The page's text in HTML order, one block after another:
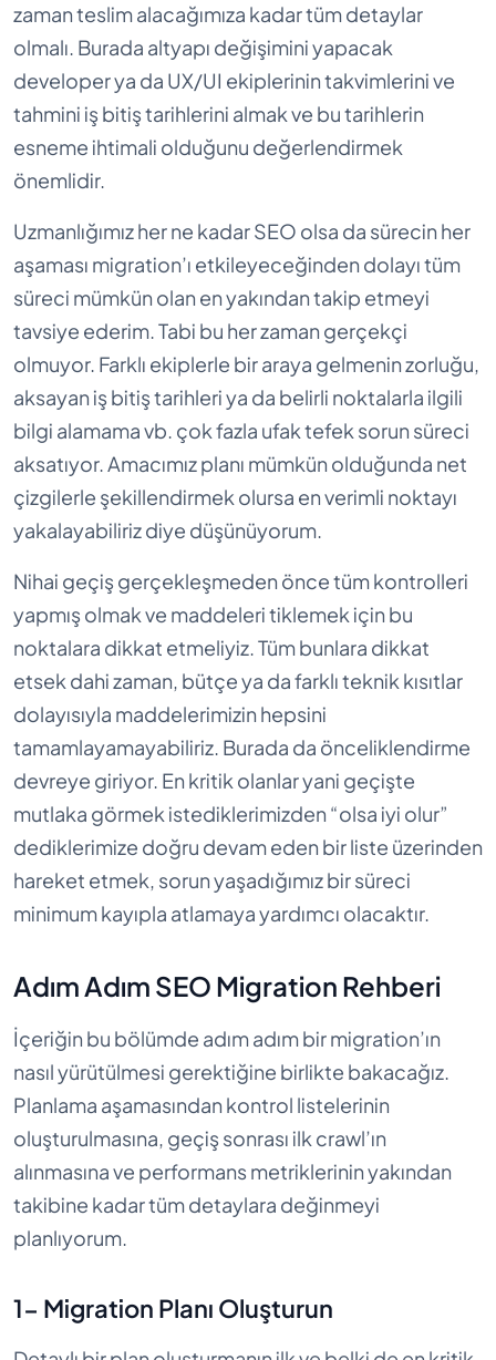
zaman teslim alacağımıza kadar tüm detaylar
olmalı. Burada altyapı değişimini yapacak
developer ya da UX/UI ekiplerinin takvimlerini ve
tahmini iş bitiş tarihlerini almak ve bu tarihlerin
esneme ihtimali olduğunu değerlendirmek
önemlidir.
Uzmanlığımız her ne kadar SEO olsa da sürecin her
aşaması migration’ı etkileyeceğinden dolayı tüm
süreci mümkün olan en yakından takip etmeyi
tavsiye ederim. Tabi bu her zaman gerçekçi
olmuyor. Farklı ekiplerle bir araya gelmenin zorluğu,
aksayan iş bitiş tarihleri ya da belirli noktalarla ilgili
bilgi alamama vb. çok fazla ufak tefek sorun süreci
aksatıyor. Amacımız planı mümkün olduğunda net
çizgilerle şekillendirmek olursa en verimli noktayı
yakalayabiliriz diye düşünüyorum.
Nihai geçiş gerçekleşmeden önce tüm kontrolleri
yapmış olmak ve maddeleri tiklemek için bu
noktalara dikkat etmeliyiz. Tüm bunlara dikkat
etsek dahi zaman, bütçe ya da farklı teknik kısıtlar
dolayısıyla maddelerimizin hepsini
tamamlayamayabiliriz. Burada da önceliklendirme
devreye giriyor. En kritik olanlar yani geçişte
mutlaka görmek istediklerimizden “olsa iyi olur”
dediklerimize doğru devam eden bir liste üzerinden
hareket etmek, sorun yaşadığımız bir süreci
minimum kayıpla atlamaya yardımcı olacaktır.
Adım Adım SEO Migration Rehberi
İçeriğin bu bölümde adım adım bir migration’ın
nasıl yürütülmesi gerektiğine birlikte bakacağız.
Planlama aşamasından kontrol listelerinin
oluşturulmasına, geçiş sonrası ilk crawl’ın
alınmasına ve performans metriklerinin yakından
takibine kadar tüm detaylara değinmeyi
planlıyorum.
1- Migration Planı Oluşturun